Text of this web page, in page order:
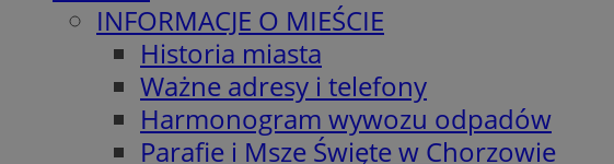
INFORMACJE O MIEŚCIE
Historia miasta
Ważne adresy i telefony
Harmonogram wywozu odpadów
Parafie i Msze Święte w Chorzowie